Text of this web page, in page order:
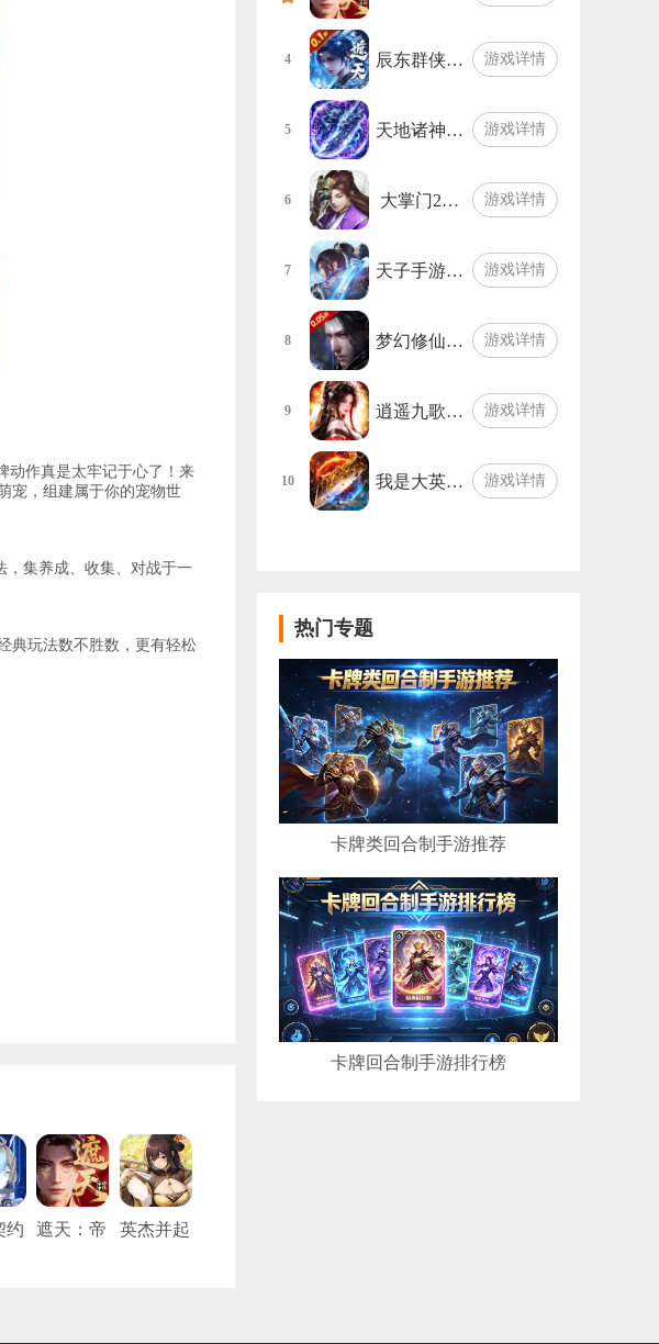
动作真是太牢记于心了！来
宠，组建属于你的宠物世
，集养成、收集、对战于一
典玩法数不胜数，更有轻松
约
遮天：帝
英杰并起
4 辰东群侠… 游戏详情
5 天地诸神… 游戏详情
6 大掌门2… 游戏详情
7 天子手游… 游戏详情
8 梦幻修仙… 游戏详情
9 逍遥九歌… 游戏详情
10 我是大英… 游戏详情
热门专题
卡牌类回合制手游推荐
卡牌回合制手游排行榜